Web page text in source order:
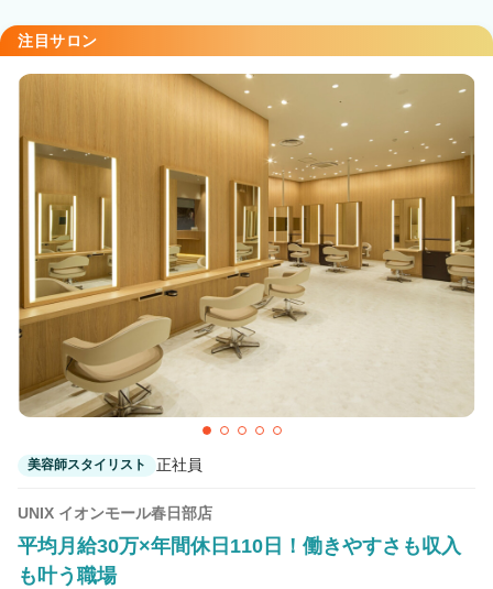
注目サロン
美容師スタイリスト 正社員
UNIX イオンモール春日部店
平均月給30万×年間休日110日！働きやすさも収入
も叶う職場